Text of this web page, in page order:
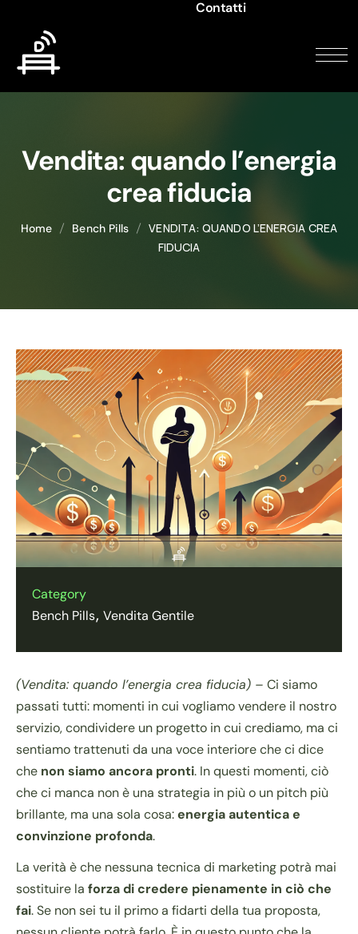
Contatti
Vendita: quando l’energia
crea fiducia
Home Bench Pills
VENDITA: QUANDO L’ENERGIA CREA
FIDUCIA
Category
Bench Pills Vendita Gentile
(Vendita: quando l’energia crea fiducia) – Ci siamo
passati tutti: momenti in cui vogliamo vendere il nostro
servizio, condividere un progetto in cui crediamo, ma ci
sentiamo trattenuti da una voce interiore che ci dice
che non siamo ancora pronti. In questi momenti, ciò
che ci manca non è una strategia in più o un pitch più
brillante, ma una sola cosa:energia autentica e
convinzione profonda.
La verità è che nessuna tecnica di marketing potrà mai
sostituire la forza di credere pienamente in ciò che
fai. Se non sei tu il primo a fidarti della tua proposta,